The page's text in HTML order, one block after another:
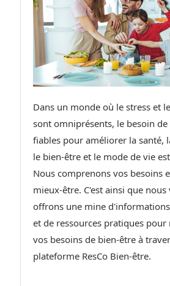
Dans un monde où le stress et
sont omniprésents, le besoin de
fiables pour améliorer la santé,
le bien-être et le mode de vie
Nous comprenons vos besoins
mieux-être. C'est ainsi que nous
offrons une mine
et de ressources pratiques pour
vos besoins de bien-être à
plateforme ResCo Bien-être.